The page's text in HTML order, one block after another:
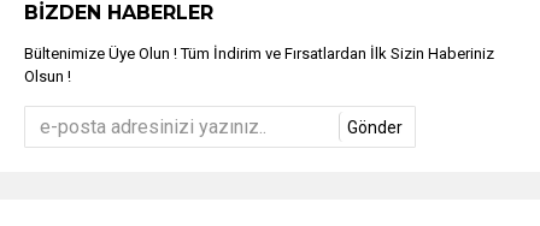
BIZDEN HABERLER
Bültenimize Üye Olun ! Tüm İndirim ve Fırsatlardan İlk Sizin Haberiniz
Olsun !
Gönder